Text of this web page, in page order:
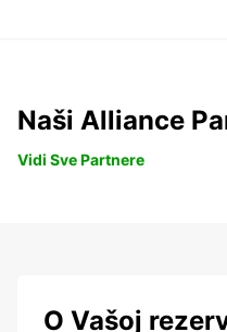
Naši Alliance
Vidi Sve Partnere
O Vašoj